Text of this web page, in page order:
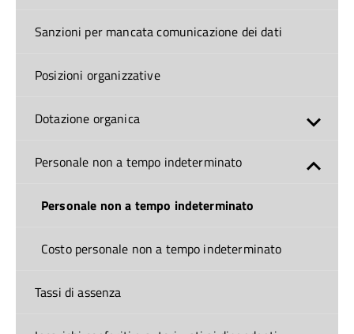
Sanzioni per mancata comunicazione dei dati
Posizioni organizzative
Dotazione organica
Personale non a tempo indeterminato
Personale non a tempo indeterminato
Costo personale non a tempo indeterminato
Tassi di assenza